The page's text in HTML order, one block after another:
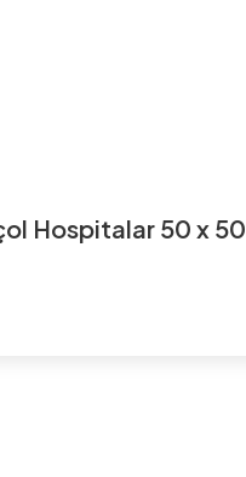
Hospitalar 50 x 50